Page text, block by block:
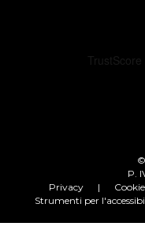
P.
Privacy
|
Strumenti per